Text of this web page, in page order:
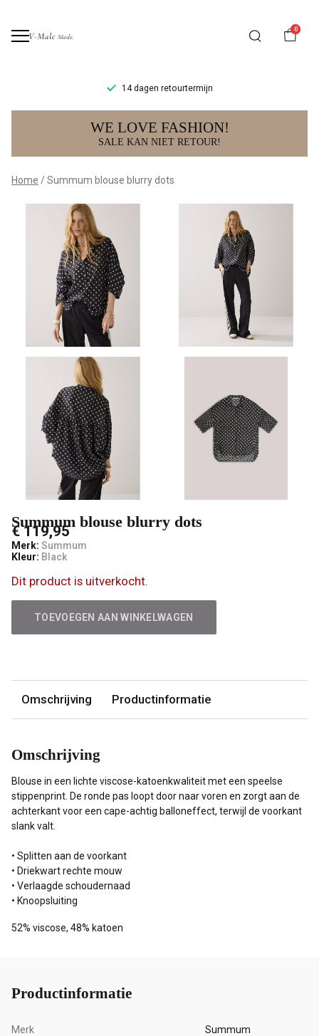
0
14 dagen retourtermijn
Summum
blouse
blurry
dots
male
mode
WE LOVE FASHION!
SALE KAN NIET RETOUR!
Home Summum blouse blurry dots
Summum blouse blurry dots
€ 119,95
Merk: Summum
Kleur: Black
Dit product is uitverkocht.
TOEVOEGEN AAN WINKELWAGEN
Omschrijving Productinformatie
Omschrijving
Blouse in een lichte viscose-katoenkwaliteit met een speelse
stippenprint. De ronde pas loopt door naar voren en zorgt aan de
achterkant voor een cape-achtig balloneffect, terwijl de voorkant
slank valt.
• Splitten aan de voorkant
• Driekwart rechte mouw
• Verlaagde schoudernaad
• Knoopsluiting
52% viscose, 48% katoen
Productinformatie
Merk Summum